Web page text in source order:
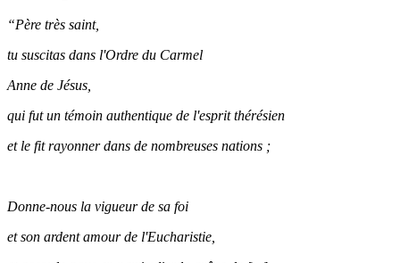
“Père très saint,
tu suscitas dans l'Ordre du Carmel
Anne de Jésus,
qui fut un témoin authentique de l'esprit thérésien
et le fit rayonner dans de nombreuses nations ;
Donne-nous la vigueur de sa foi
et son ardent amour de l'Eucharistie,